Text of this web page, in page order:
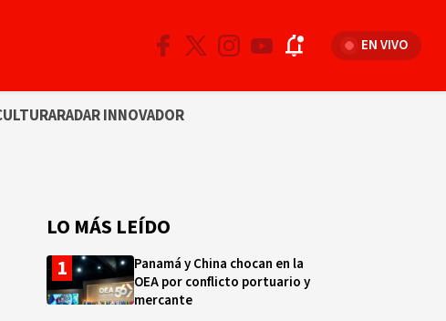
EN VIVO
RADAR INNOVADOR
LO MÁS LEÍDO
Panamá y China chocan en la
OEA por conflicto portuario y
mercante